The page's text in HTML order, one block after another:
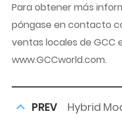
Para obtener más
póngase en contacto
ventas locales de GCC
www.GCCworld.com.
PREV
Hybrid